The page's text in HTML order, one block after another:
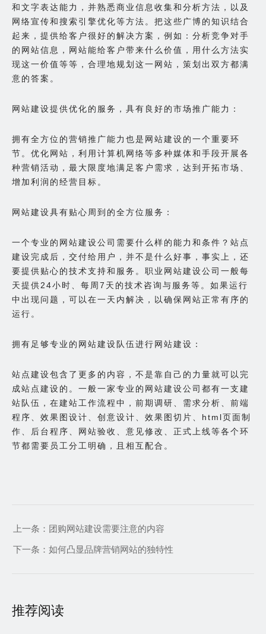
和文字表达能力，并熟悉商业信息收集和分析方法，以及
网络宣传和搜索引擎优化等方法。把这些广博的知识结合
起来，提供给客户很好的解决方案，例如：分析竞争对手
的网站信息，网站能给客户带来什么价值，用什么方法实
现这一价值等等，合理地规划这一网站，策划出双方都满
意的答案。
网站建设提供优化的服务，具有良好的市场推广能力：
拥有全方位的营销推广能力也是网站建设的一个重要环
节。优化网站，利用计算机网络等多种媒体和手段开展各
种营销活动，最大限度地满足客户需求，达到开拓市场、
增加利润的经营目标。
网站建设具有贴心周到的全方位服务：
一个专业的网站建设公司需要什么样的能力和条件？站点
建设完成后，交付给用户，并不是什么好事，事实上，还
要提供贴心的技术支持和服务。职业网站建设公司一般每
天提供24小时、每周7天的技术咨询与服务等。如果运行
中出现问题，可以在一天内解决，以确保网站正常有序的
运行。
拥有足够专业的网站建设队伍进行网站建设：
站点建设包含了更多的内容，不是靠自己的力量就可以完
成站点建设的。一般一家专业的网站建设公司都有一支建
站队伍，在建站工作流程中，前期调研、需求分析、前端
程序、效果图设计、创意设计、效果图切片、html页面制
作、后台程序、网站验收、意见修改、正式上线等各个环
节都需要员工分工明确，且相互配合。
上一条： 团购网站建设需要注意的内容
下一条： 如何凸显品牌营销网站的独特性
推荐阅读